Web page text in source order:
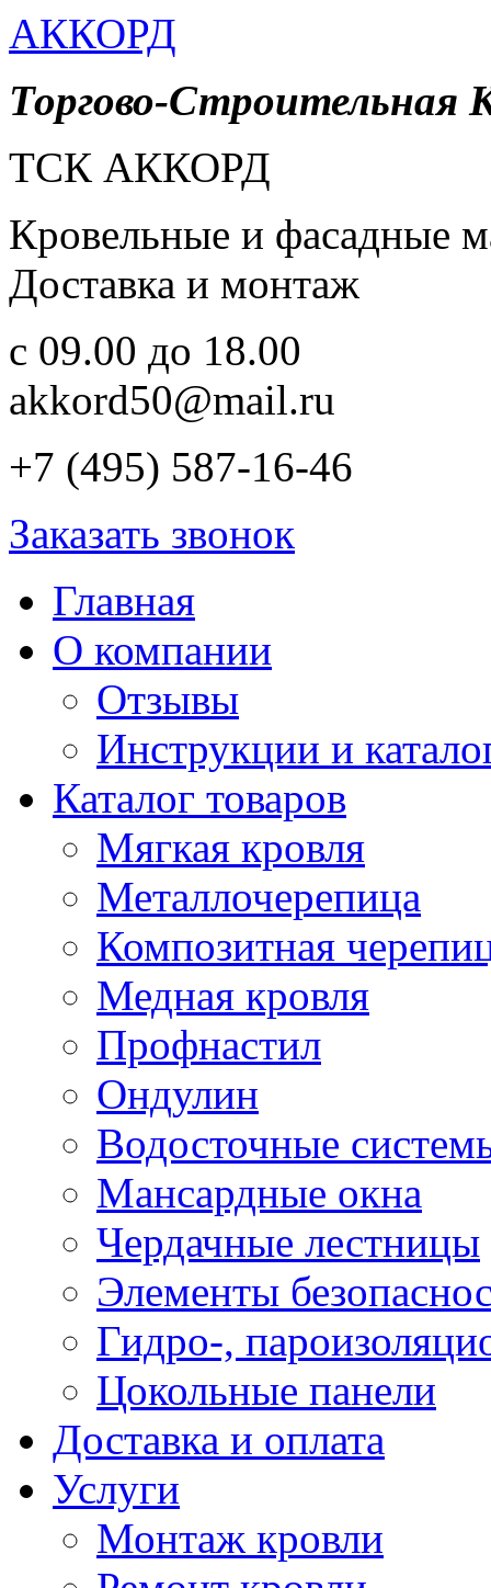
АККОРД
Торгово-Строительная
ТСК АККОРД
Кровельные и фасадные
Доставка и монтаж
c 09.00 до 18.00
akkord50@mail.ru
+7 (495) 587-16-46
Заказать звонок
Главная
О компании
Отзывы
Инструкции и
Каталог товаров
Мягкая кровля
Металлочерепица
Композитная
Медная кровля
Профнастил
Ондулин
Водосточные
Мансардные окна
Чердачные лестницы
Элементы
Гидро-,
Цокольные панели
Доставка и оплата
Услуги
Монтаж кровли